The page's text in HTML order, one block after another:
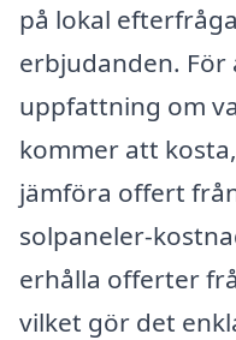
på lokal
erbjudanden. För
uppfattning om
kommer att
jämföra offert
solpaneler-
erhålla offerter
vilket gör det